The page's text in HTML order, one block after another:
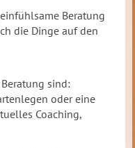
Beratung
die Dinge auf den
sind:
oder eine
Coaching,